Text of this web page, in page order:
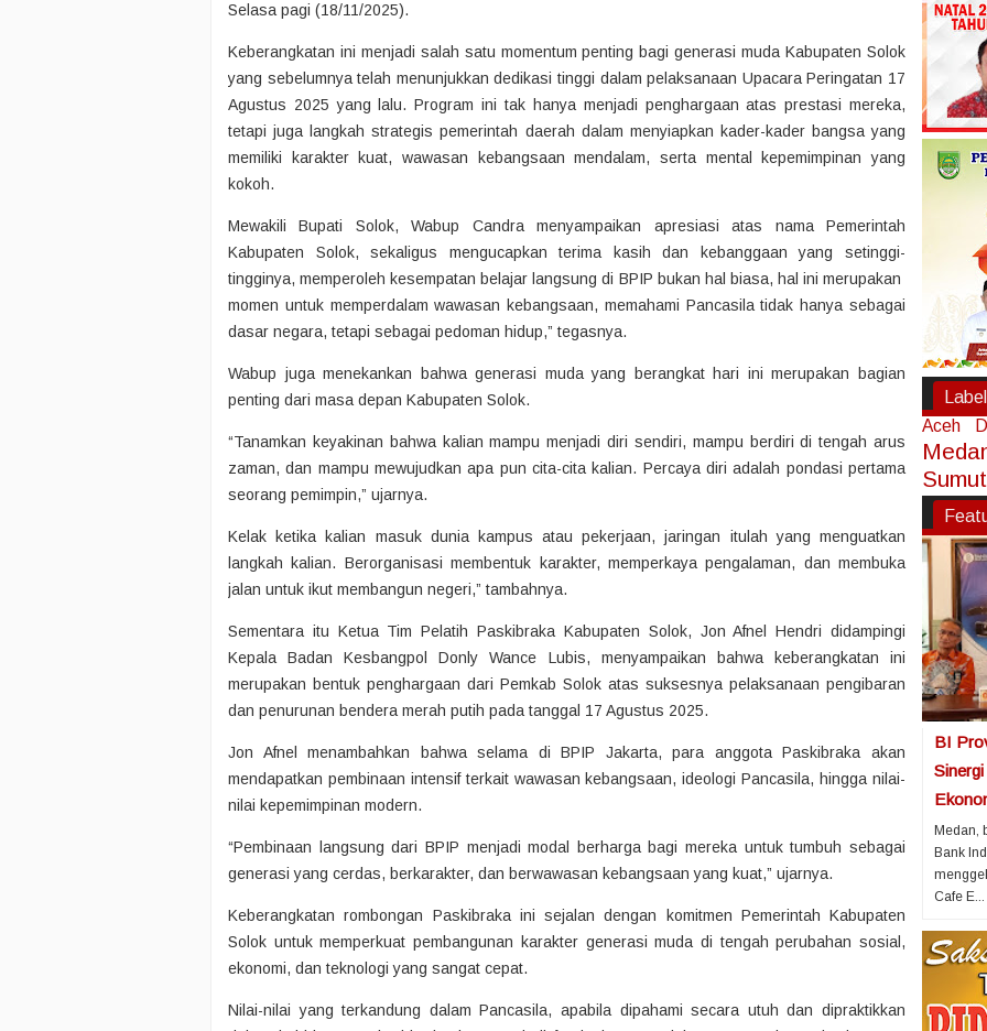
Selasa pagi (18/11/2025).
Keberangkatan ini menjadi salah satu momentum penting bagi generasi muda Kabupaten Solok
yang sebelumnya telah menunjukkan dedikasi tinggi dalam pelaksanaan Upacara Peringatan 17
Agustus 2025 yang lalu. Program ini tak hanya menjadi penghargaan atas prestasi mereka,
tetapi juga langkah strategis pemerintah daerah dalam menyiapkan kader-kader bangsa yang
memiliki karakter kuat, wawasan kebangsaan mendalam, serta mental kepemimpinan yang
kokoh.
Mewakili Bupati Solok, Wabup Candra menyampaikan apresiasi atas nama Pemerintah
Kabupaten Solok, sekaligus mengucapkan terima kasih dan kebanggaan yang setinggi-
tingginya, memperoleh kesempatan belajar langsung di BPIP bukan hal biasa, hal ini merupakan
momen untuk memperdalam wawasan kebangsaan, memahami Pancasila tidak hanya sebagai
dasar negara, tetapi sebagai pedoman hidup,” tegasnya.
Wabup juga menekankan bahwa generasi muda yang berangkat hari ini merupakan bagian
penting dari masa depan Kabupaten Solok.
“Tanamkan keyakinan bahwa kalian mampu menjadi diri sendiri, mampu berdiri di tengah arus
zaman, dan mampu mewujudkan apa pun cita-cita kalian. Percaya diri adalah pondasi pertama
seorang pemimpin,” ujarnya.
Kelak ketika kalian masuk dunia kampus atau pekerjaan, jaringan itulah yang menguatkan
langkah kalian. Berorganisasi membentuk karakter, memperkaya pengalaman, dan membuka
jalan untuk ikut membangun negeri,” tambahnya.
Sementara itu Ketua Tim Pelatih Paskibraka Kabupaten Solok, Jon Afnel Hendri didampingi
Kepala Badan Kesbangpol Donly Wance Lubis, menyampaikan bahwa keberangkatan ini
merupakan bentuk penghargaan dari Pemkab Solok atas suksesnya pelaksanaan pengibaran
dan penurunan bendera merah putih pada tanggal 17 Agustus 2025.
Jon Afnel menambahkan bahwa selama di BPIP Jakarta, para anggota Paskibraka akan
mendapatkan pembinaan intensif terkait wawasan kebangsaan, ideologi Pancasila, hingga nilai-
nilai kepemimpinan modern.
“Pembinaan langsung dari BPIP menjadi modal berharga bagi mereka untuk tumbuh sebagai
generasi yang cerdas, berkarakter, dan berwawasan kebangsaan yang kuat,” ujarnya.
Keberangkatan rombongan Paskibraka ini sejalan dengan komitmen Pemerintah Kabupaten
Solok untuk memperkuat pembangunan karakter generasi muda di tengah perubahan sosial,
ekonomi, dan teknologi yang sangat cepat.
Nilai-nilai yang terkandung dalam Pancasila, apabila dipahami secara utuh dan dipraktikkan
Label
Aceh
Sumut
BI
Medan,
Bank
Cafe E...